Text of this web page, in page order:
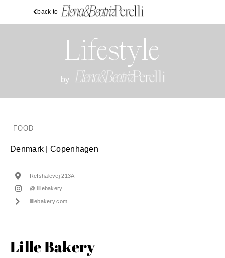
back to
Lifestyle
by
FOOD
Denmark | Copenhagen
Refshalevej 213A
@ lillebakery
lillebakery.com
Lille Bakery